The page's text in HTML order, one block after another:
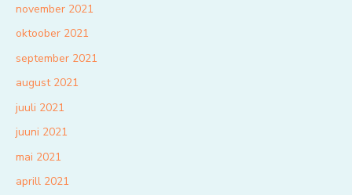
november 2021
oktoober 2021
september 2021
august 2021
juuli 2021
juuni 2021
mai 2021
aprill 2021